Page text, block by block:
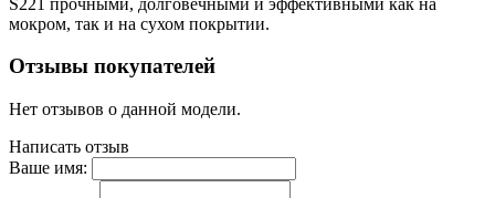
мокром, так и на сухом покрытии.
Отзывы покупателей
Нет отзывов о данной модели.
Написать отзыв
Ваше имя: